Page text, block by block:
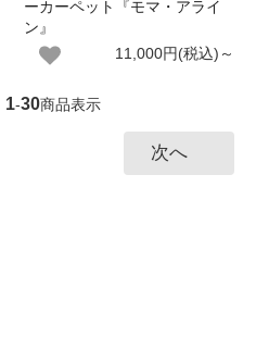
ーカーペット『モマ・アライ
ン』
11,000円(税込)～
1-30商品表示
次へ